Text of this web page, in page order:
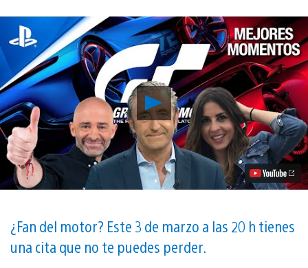
Reproducir
Save
the
Date:
No
te
pierdas
el
presentación
24
horas
de
¿Fan del motor? Este 3 de marzo a las 20 h tienes
una cita que no te puedes perder.